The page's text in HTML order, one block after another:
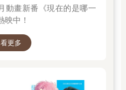
動畫新番《現在的是哪一
映中！
看更多